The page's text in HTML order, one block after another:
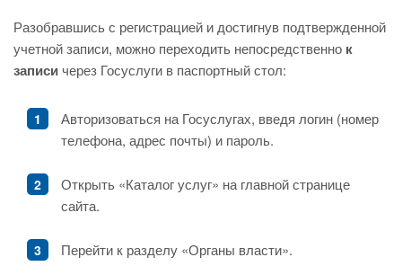
Разобравшись с регистрацией и достигнув подтвержденной
учетной записи, можно переходить непосредственно к
записи через Госуслуги в паспортный стол:
Авторизоваться на Госуслугах, введя логин (номер
телефона, адрес почты) и пароль.
Открыть «Каталог услуг» на главной странице
сайта.
Перейти к разделу «Органы власти».